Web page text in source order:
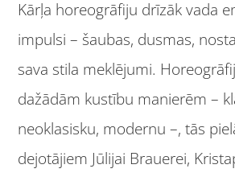
Kārļa horeogrāfiju drīzāk vada
impulsi – šaubas, dusmas,
sava stila meklējumi.
dažādām kustību manierēm –
neoklasisku, modernu –, tās
dejotājiem Jūlijai Brauerei,